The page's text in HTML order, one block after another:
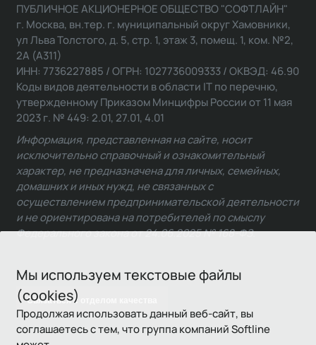
Мы используем текстовые файлы
(cookies)
Продолжая использовать данный веб-сайт, вы
соглашаетесь с тем, что группа компаний Softline
Связаться с отделом качества
ПУБЛИЧНОЕ АКЦИОНЕРНОЕ ОБЩЕСТВО "СОФТЛАЙН"
г. Москва, вн.тер. г. муниципальный округ Хамовники,
ул Льва Толстого, д. 5, стр. 1, этаж 3, помещ. 1, ком. №2,
2А (А311)
ИНН: 7736227885 / ОГРН: 1027736009333 / ОКВЭД: 46.90
Коды видов деятельности в области IT по перечню,
утвержденному Приказом Минцифры России от 11 мая
2023 г. № 449: 2.01, 27.01, 4.01
Информация, представленная на сайте, носит
исключительно справочный и ознакомительный
характер, не предназначена для личных, семейных,
домашних и иных нужд, не связанных с
осуществлением предпринимательской деятельности
и не ориентирована на потребителей по смыслу
Федерального закона от 24.06.2025 № 168-ФЗ.